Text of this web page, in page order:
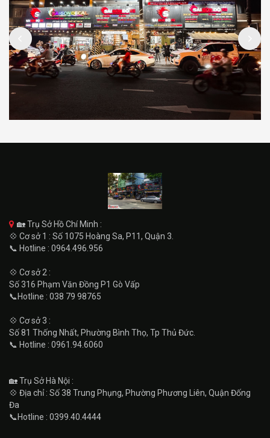
🏡 Trụ Sở Hồ Chí Minh :
💠 Cơ sở 1 : Số 1075 Hoàng Sa, P11, Quận 3.
📞 Hotline : 0964.496.956
💠 Cơ sở 2 :
Số 316 Phạm Văn Đồng P1 Gò Vấp
📞Hotline : 038 79 98765
💠 Cơ sở 3 :
Số 81 Thống Nhất, Phường Bình Thọ, Tp Thủ Đức.
📞 Hotline : 0961.94.6060
🏡 Trụ Sở Hà Nội :
💠 Địa chỉ : Số 38 Trung Phụng, Phường Phương Liên, Quận Đống
Đa
📞Hotline : 0399.40.4444